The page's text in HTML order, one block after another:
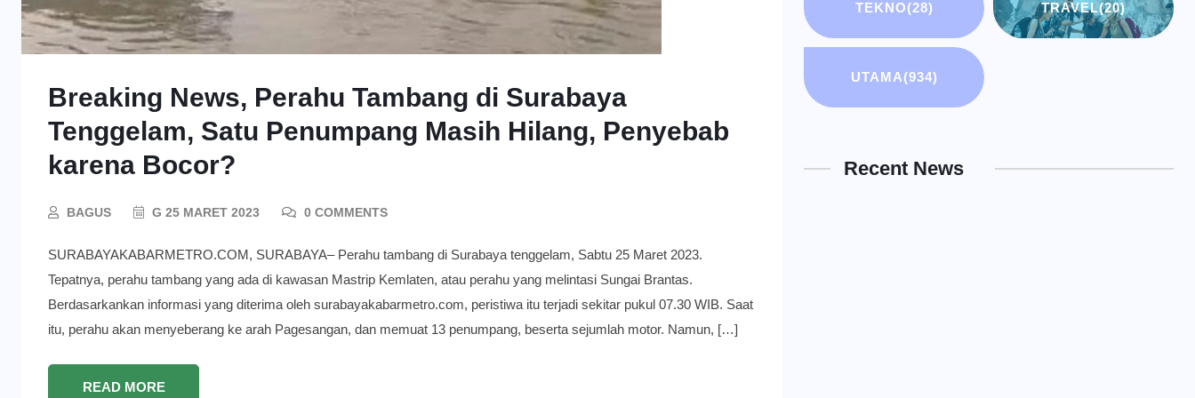
Breaking News, Perahu Tambang di Surabaya
Tenggelam, Satu Penumpang Masih Hilang, Penyebab
karena Bocor?
BAGUS G 25 MARET 2023 0 COMMENTS
SURABAYAKABARMETRO.COM, SURABAYA– Perahu tambang di Surabaya tenggelam, Sabtu 25 Maret 2023.
Tepatnya, perahu tambang yang ada di kawasan Mastrip Kemlaten, atau perahu yang melintasi Sungai Brantas.
Berdasarkankan informasi yang diterima oleh surabayakabarmetro.com, peristiwa itu terjadi sekitar pukul 07.30 WIB. Saat
itu, perahu akan menyeberang ke arah Pagesangan, dan memuat 13 penumpang, beserta sejumlah motor. Namun, […]
READ MORE
TEKNO(28) TRAVEL(20)
UTAMA(934)
Recent News